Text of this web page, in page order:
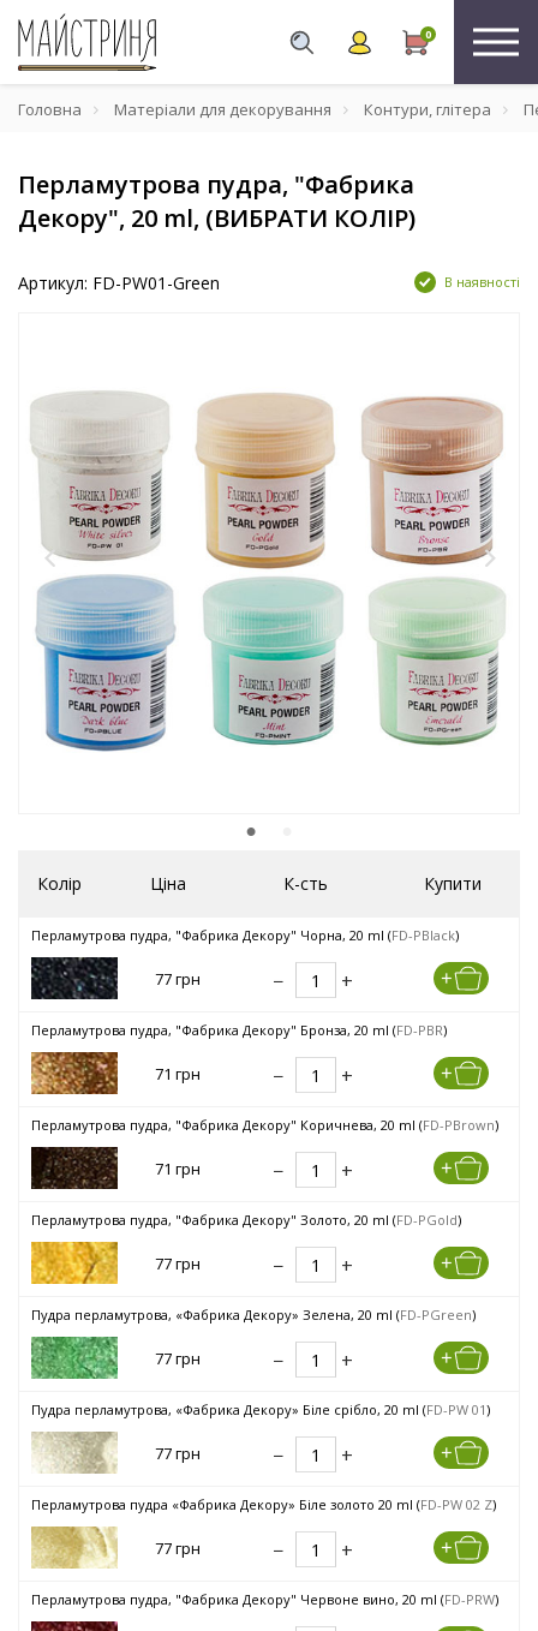
0
Головна Матеріали для декорування Контури, глітера
Перламутрова пудра, "Фабрика
Декору", 20 ml, (ВИБРАТИ КОЛІР)
Артикул: FD-PW01-Green В наявності
Колір Ціна К-сть Купити
Перламутрова пудра, "Фабрика Декору" Чорна, 20 ml (FD-PBlack)
77 грн
Перламутрова пудра, "Фабрика Декору" Бронза, 20 ml (FD-PBR)
71 грн
Перламутрова пудра, "Фабрика Декору" Коричнева, 20 ml (FD-PBrown)
71 грн
Перламутрова пудра, "Фабрика Декору" Золото, 20 ml (FD-PGold)
77 грн
Пудра перламутрова, «Фабрика Декору» Зелена, 20 ml (FD-PGreen)
77 грн
Пудра перламутрова, «Фабрика Декору» Біле срібло, 20 ml (FD-PW 01)
77 грн
Перламутрова пудра «Фабрика Декору» Біле золото 20 ml (FD-PW 02 Z)
77 грн
Перламутрова пудра, "Фабрика Декору" Червоне вино, 20 ml (FD-PRW)